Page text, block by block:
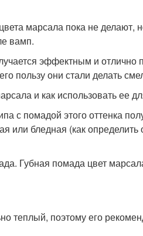
марсала пока не делают,
вамп.
эффектным и отлично
пользу они стали делать
и как использовать ее
с помадой этого оттенка
или бледная (как
теплый, поэтому его